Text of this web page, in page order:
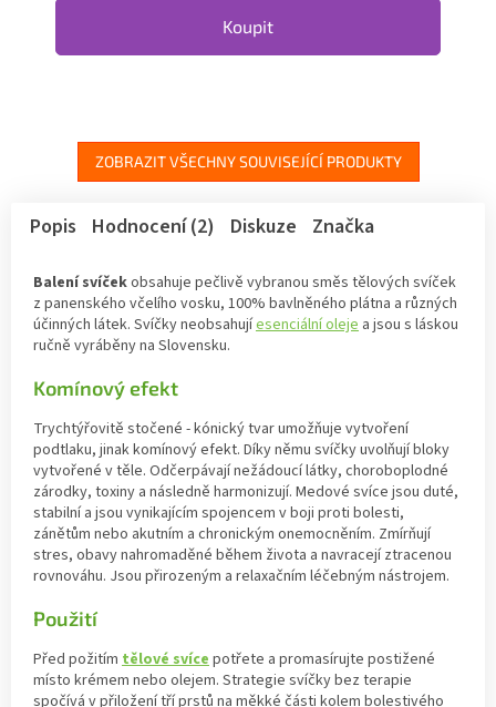
Koupit
ZOBRAZIT VŠECHNY SOUVISEJÍCÍ PRODUKTY
Popis Hodnocení (2) Diskuze Značka
Balení svíčekobsahuje pečlivě vybranou směs tělových svíček
z panenského včelího vosku, 100% bavlněného plátna a různých
účinných látek. Svíčky neobsahujíesenciální oleje a jsou s láskou
ručně vyráběny na Slovensku.
Komínový efekt
Trychtýřovitě stočené - kónický tvar umožňuje vytvoření
podtlaku, jinak komínový efekt. Díky němu svíčky uvolňují bloky
vytvořené v těle. Odčerpávají nežádoucí látky, choroboplodné
zárodky, toxiny a následně harmonizují. Medové svíce jsou duté,
stabilní a jsou vynikajícím spojencem v boji proti bolesti,
zánětům nebo akutním a chronickým onemocněním. Zmírňují
stres, obavy nahromaděné během života a navracejí ztracenou
rovnováhu. Jsou přirozeným a relaxačním léčebným nástrojem.
Použití
Před požitím tělové svícepotřete a promasírujte postižené
místo krémem nebo olejem. Strategie svíčky bez terapie
spočívá v přiložení tří prstů na měkké části kolem bolestivého